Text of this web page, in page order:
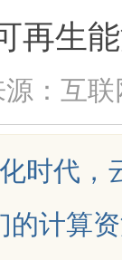
再生
源：互联
时代，
的计算